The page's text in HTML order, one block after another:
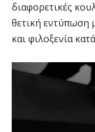
διαφορετικές
θετική εντύπωση
και φιλοξενία